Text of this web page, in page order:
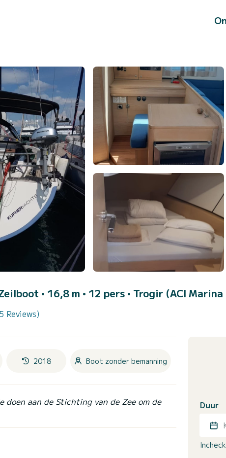
• 16,8 m • 12 pers • Trogir (ACI
Reviews)
2018 Boot zonder bemanning
aan de Stichting van de Zee om de
Duur